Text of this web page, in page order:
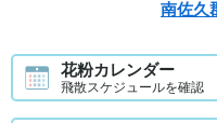
南佐久
花粉カレンダー
飛散スケジュールを確認